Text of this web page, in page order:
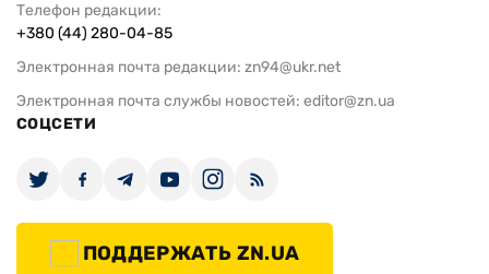
Телефон редакции:
+380 (44) 280-04-85
Электронная почта редакции: zn94@ukr.net
Электронная почта службы новостей: editor@zn.ua
СОЦСЕТИ
ПОДДЕРЖАТЬ ZN.UA